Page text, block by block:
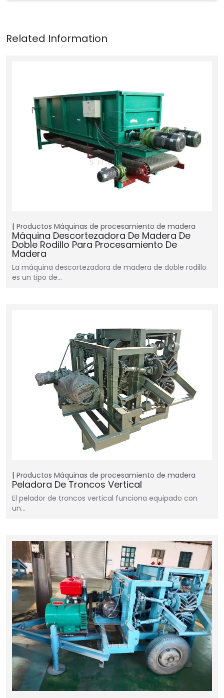
Productos Máquinas de procesamiento de madera
Máquina Descortezadora De Madera De
Doble Rodillo Para Procesamiento De
Madera
La máquina descortezadora de madera de doble rodillo
es un tipo de…
Productos Máquinas de procesamiento de madera
Peladora De Troncos Vertical
El pelador de troncos vertical funciona equipado con
un…